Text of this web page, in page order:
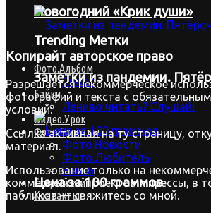
Новогодний «Крик души»
Trending Метки
Фото.Альбом
Спорт
Байки
Лениво читать? Слушай!
Видео.Урок
Фото.Проекты
Фото.Новости
Фото.Любитель
Байки
Старый сайт
Контакты
Заметки из пандемии.
Цена за 100 граммов
Копирайт авторское право
Разрешается некоммерческое
фотографий и текста с
условий:
Ссылка активная на ту страницу,
материал.
Использование только на
коммерческих проектов и прессы, в
пабликов — свяжитесь со мной.